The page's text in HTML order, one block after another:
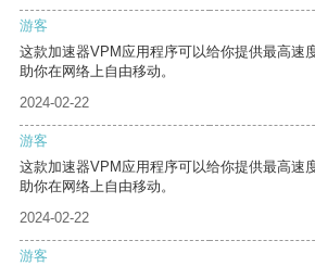
游客
这款加速器VPM应用程序可以给你提供最高速
助你在网络上自由移动。
2024-02-22
游客
这款加速器VPM应用程序可以给你提供最高速
助你在网络上自由移动。
2024-02-22
游客